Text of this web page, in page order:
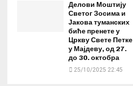
Делови Моштију
Светог Зосима и
Јакова туманских
биће пренете у
Цркву Свете Петке
у Мајдеву, од 27.
до 30. октобра
25/10/2025 22:45